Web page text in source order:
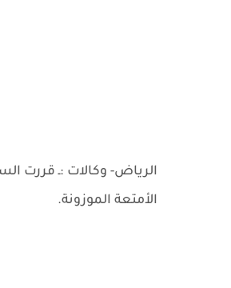
الرياض- وكالات :ـ قررت
الأمتعة الموزونة.